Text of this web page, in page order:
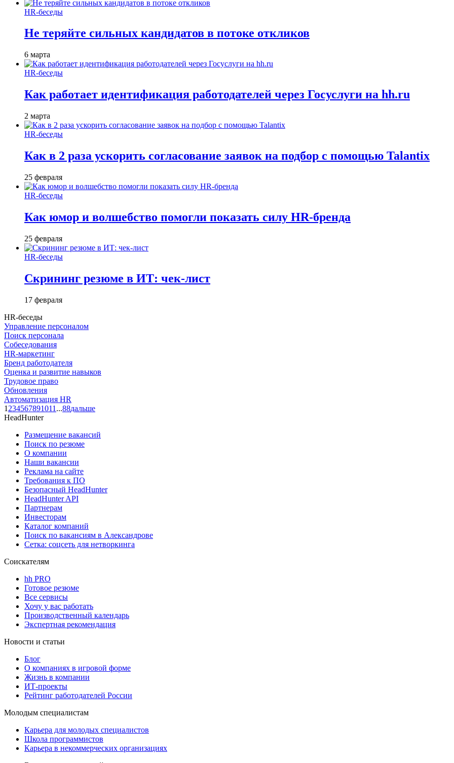
HR-беседы
Не теряйте сильных кандидатов в потоке откликов
6 марта
HR-беседы
Как работает идентификация работодателей через Госуслуги на hh.ru
2 марта
HR-беседы
Как в 2 раза ускорить согласование заявок на подбор с помощью Talantix
25 февраля
HR-беседы
Как юмор и волшебство помогли показать силу HR-бренда
25 февраля
HR-беседы
Скрининг резюме в ИТ: чек-лист
17 февраля
HR-беседы
Управление персоналом
Поиск персонала
Собеседования
HR-маркетинг
Бренд работодателя
Оценка и развитие навыков
Трудовое право
Обновления
Автоматизация HR
1 234567891011 ...88дальше
HeadHunter
Размещение вакансий
Поиск по резюме
О компании
Наши вакансии
Реклама на сайте
Требования к ПО
Безопасный HeadHunter
HeadHunter API
Партнерам
Инвесторам
Каталог компаний
Поиск по вакансиям в Александрове
Сетка: соцсеть для нетворкинга
Соискателям
hh PRO
Готовое резюме
Все сервисы
Хочу у вас работать
Производственный календарь
Экспертная рекомендация
Новости и статьи
Блог
О компаниях в игровой форме
Жизнь в компании
ИТ-проекты
Рейтинг работодателей России
Молодым специалистам
Карьера для молодых специалистов
Школа программистов
Карьера в некоммерческих организациях